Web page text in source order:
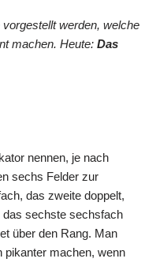
werden, welche
machen. Heute: Das
nennen, je nach
sechs Felder zur
das zweite doppelt,
das sechste sechsfach
über den Rang. Man
pikanter machen, wenn